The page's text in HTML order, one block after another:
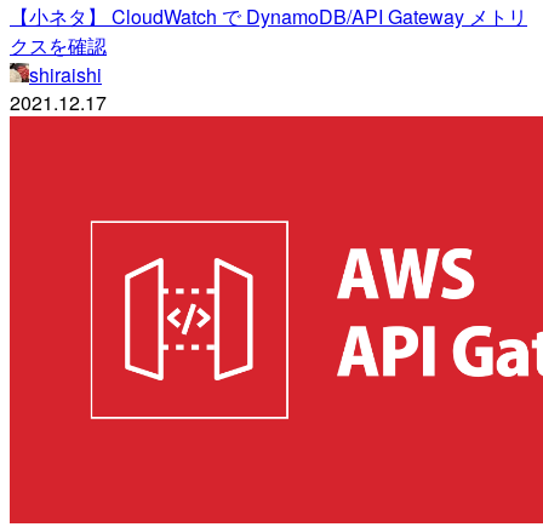
【小ネタ】 CloudWatch で DynamoDB/API Gateway メトリ
クスを確認
shiraishi
2021.12.17